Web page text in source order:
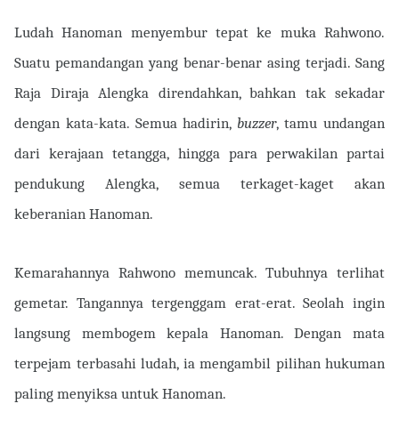
Ludah Hanoman menyembur tepat ke muka Rahwono.
Suatu pemandangan yang benar-benar asing terjadi. Sang
Raja Diraja Alengka direndahkan, bahkan tak sekadar
dengan kata-kata. Semua hadirin, buzzer, tamu undangan
dari kerajaan tetangga, hingga para perwakilan partai
pendukung Alengka, semua terkaget-kaget akan
keberanian Hanoman.
Kemarahannya Rahwono memuncak. Tubuhnya terlihat
gemetar. Tangannya tergenggam erat-erat. Seolah ingin
langsung membogem kepala Hanoman. Dengan mata
terpejam terbasahi ludah, ia mengambil pilihan hukuman
paling menyiksa untuk Hanoman.